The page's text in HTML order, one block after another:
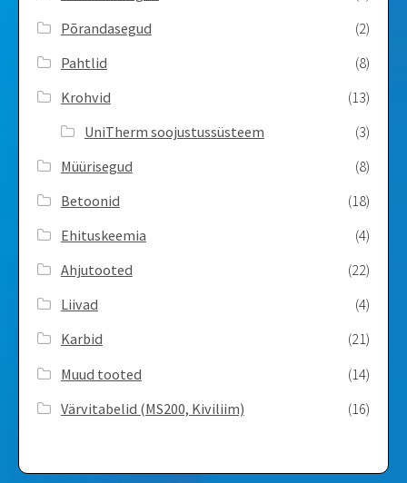
Põrandasegud
(2)
Pahtlid
(8)
Krohvid
(13)
UniTherm soojustussüsteem
(3)
Müürisegud
(8)
Betoonid
(18)
Ehituskeemia
(4)
Ahjutooted
(22)
Liivad
(4)
Karbid
(21)
Muud tooted
(14)
Värvitabelid ­(MS200, Kiviliim)
(16)